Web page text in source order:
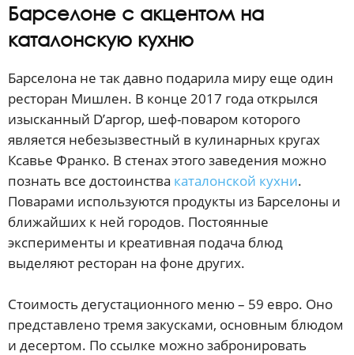
Барселоне с акцентом на
каталонскую кухню
Барселона не так давно подарила миру еще один
ресторан Мишлен. В конце 2017 года открылся
изысканный D’aprop, шеф-поваром которого
является небезызвестный в кулинарных кругах
Ксавье Франко. В стенах этого заведения можно
познать все достоинства каталонской кухни.
Поварами используются продукты из Барселоны и
ближайших к ней городов. Постоянные
эксперименты и креативная подача блюд
выделяют ресторан на фоне других.
Стоимость дегустационного меню – 59 евро. Оно
представлено тремя закусками, основным блюдом
и десертом. По ссылке можно забронировать